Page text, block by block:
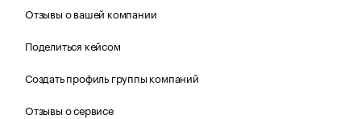
Отзывы о вашей компании
Поделиться кейсом
Создать профиль группы компаний
Отзывы о сервисе